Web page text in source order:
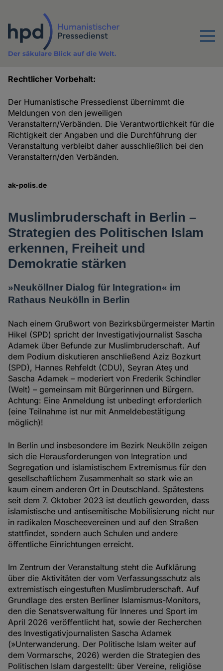
Inhalt
Menu
Der säkulare Blick auf die Welt.
Rechtlicher Vorbehalt:
Der Humanistische Pressedienst übernimmt die
Meldungen von den jeweiligen
Veranstaltern/Verbänden. Die Verantwortlichkeit für die
Richtigkeit der Angaben und die Durchführung der
Veranstaltung verbleibt daher ausschließlich bei den
Veranstaltern/den Verbänden.
ak-polis.de
Muslimbruderschaft in Berlin –
Strategien des Politischen Islam
erkennen, Freiheit und
Demokratie stärken
»Neuköllner Dialog für Integration« im
Rathaus Neukölln in Berlin
Nach einem Grußwort von Bezirksbürgermeister Martin
Hikel (SPD) spricht der Investigativjournalist Sascha
Adamek über Befunde zur Muslimbruderschaft. Auf
dem Podium diskutieren anschließend Aziz Bozkurt
(SPD), Hannes Rehfeldt (CDU), Seyran Ateş und
Sascha Adamek – moderiert von Frederik Schindler
(Welt) – gemeinsam mit Bürgerinnen und Bürgern.
Achtung: Eine Anmeldung ist unbedingt erforderlich
(eine Teilnahme ist nur mit Anmeldebestätigung
möglich)!
In Berlin und insbesondere im Bezirk Neukölln zeigen
sich die Herausforderungen von Integration und
Segregation und islamistischem Extremismus für den
gesellschaftlichem Zusammenhalt so stark wie an
kaum einem anderen Ort in Deutschland. Spätestens
seit dem 7. Oktober 2023 ist deutlich geworden, dass
islamistische und antisemitische Mobilisierung nicht nur
in radikalen Moscheevereinen und auf den Straßen
stattfindet, sondern auch Schulen und andere
öffentliche Einrichtungen erreicht.
Im Zentrum der Veranstaltung steht die Aufklärung
über die Aktivitäten der vom Verfassungsschutz als
extremistisch eingestuften Muslimbruderschaft. Auf
Grundlage des ersten Berliner Islamismus-Monitors,
den die Senatsverwaltung für Inneres und Sport im
April 2026 veröffentlicht hat, sowie der Recherchen
des Investigativjournalisten Sascha Adamek
(»Unterwanderung. Der Politische Islam weiter auf
dem Vormarsch«, 2026) werden die Strategien des
Politischen Islam dargestellt: über Vereine, religiöse